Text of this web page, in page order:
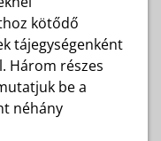
kötődő
tájegységenként
Három részes
be a
néhány